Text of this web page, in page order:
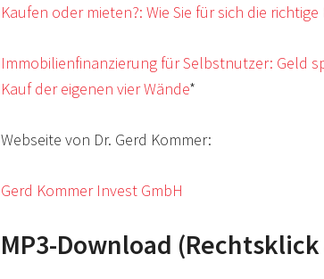
Kaufen oder mieten?: Wie Sie für sich die
Immobilienfinanzierung für Selbstnutzer: Geld
Kauf der eigenen vier Wände*
Webseite von Dr. Gerd Kommer:
Gerd Kommer Invest GmbH
MP3-Download